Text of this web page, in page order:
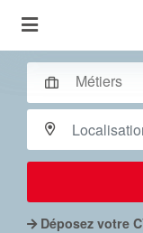
Déposez votre